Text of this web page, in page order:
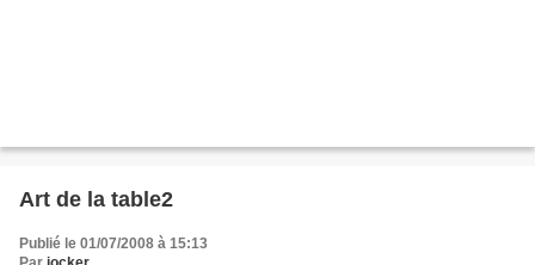
Art de la table2
Publié le 01/07/2008 à 15:13